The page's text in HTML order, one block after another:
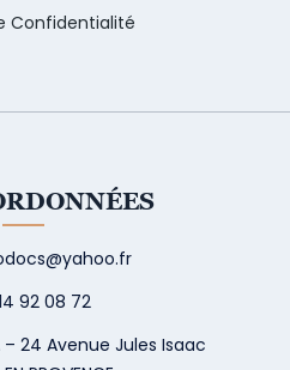
Confidentialité
92 08 72
24 Avenue Jules Isaac